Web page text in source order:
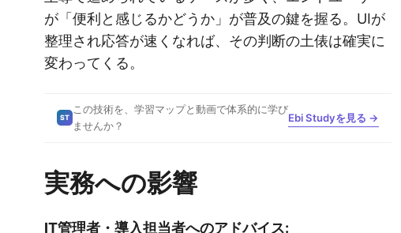
が「便利と感じるかどうか」が普及の鍵を握る。UIが
整理され応答が速くなれば、その判断の土俵は確実に
変わってくる。
ST
この技術を、学習マップと動画で体系的に学び
ませんか？
Ebi Studyを見る →
実務への影響
IT管理者・導入担当者へのアドバイス: